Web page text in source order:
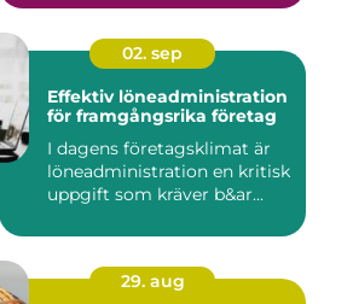
02. sep
Effektiv löneadministration
för framgångsrika företag
I dagens företagsklimat är
löneadministration en kritisk
uppgift som kräver b&ar...
29. aug